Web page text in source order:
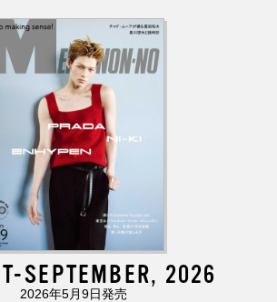
SEPTEMBER, 2026
2026年5月9日発売